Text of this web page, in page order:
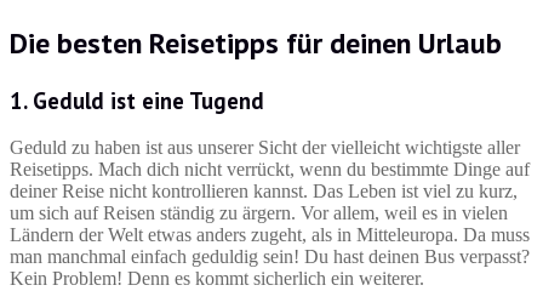
Die besten Reisetipps für deinen Urlaub
1. Geduld ist eine Tugend
Geduld zu haben ist aus unserer Sicht der vielleicht wichtigste aller
Reisetipps. Mach dich nicht verrückt, wenn du bestimmte Dinge auf
deiner Reise nicht kontrollieren kannst. Das Leben ist viel zu kurz,
um sich auf Reisen ständig zu ärgern. Vor allem, weil es in vielen
Ländern der Welt etwas anders zugeht, als in Mitteleuropa. Da muss
man manchmal einfach geduldig sein! Du hast deinen Bus verpasst?
Kein Problem! Denn es kommt sicherlich ein weiterer.